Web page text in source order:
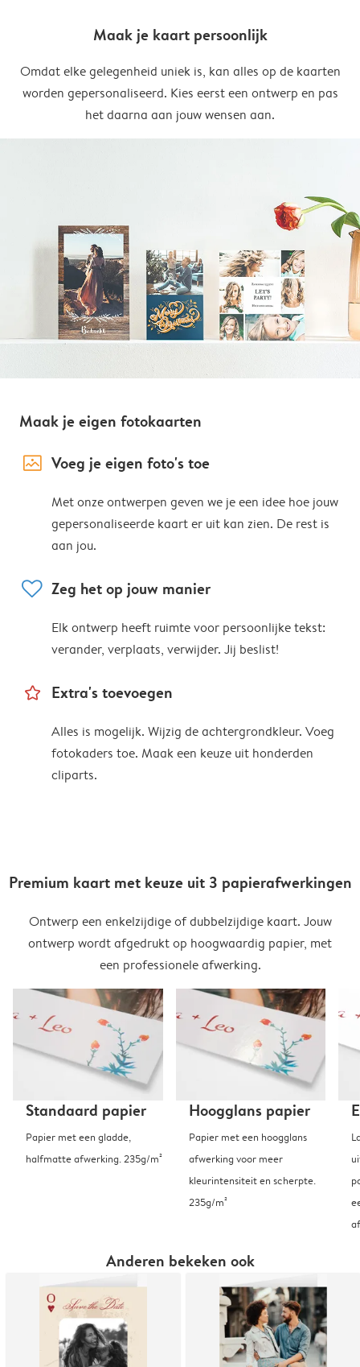
Maak je kaart persoonlijk
Omdat elke gelegenheid uniek is, kan alles op de kaarten
worden gepersonaliseerd. Kies eerst een ontwerp en pas
het daarna aan jouw wensen aan.
Maak je eigen fotokaarten
image_placeholder Voeg je eigen foto's toe
Met onze ontwerpen geven we je een idee hoe jouw
gepersonaliseerde kaart er uit kan zien. De rest is
aan jou.
heart Zeg het op jouw manier
Elk ontwerp heeft ruimte voor persoonlijke tekst:
verander, verplaats, verwijder. Jij beslist!
star_outline Extra's toevoegen
Alles is mogelijk. Wijzig de achtergrondkleur. Voeg
fotokaders toe. Maak een keuze uit honderden
cliparts.
Premium kaart met keuze uit 3 papierafwerkingen
Ontwerp een enkelzijdige of dubbelzijdige kaart. Jouw
ontwerp wordt afgedrukt op hoogwaardig papier, met
een professionele afwerking.
Standaard papier
Papier met een gladde,
halfmatte afwerking. 235g/m²
Hoogglans papier
Papier met een hoogglans
afwerking voor meer
kleurintensiteit en scherpte.
235g/m²
Anderen bekeken ook